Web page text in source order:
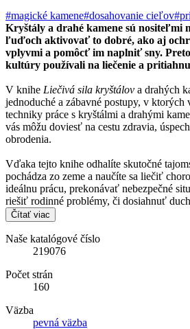
#magické kamene#dosahovanie cieľov
Kryštály a drahé kamene sú nositeľmi
ľuďoch aktivovať to dobré, ako aj
vplyvmi a pomôcť im naplniť sny.
kultúry používali na liečenie a
V knihe Liečivá sila kryštálov a drahých
jednoduché a zábavné postupy, v ktorých
techniky práce s kryštálmi a drahými
vás môžu doviesť na cestu zdravia,
obrodenia.
Vďaka tejto knihe odhalíte skutočné
pochádza zo zeme a naučíte sa liečiť
ideálnu prácu, prekonávať nebezpečné
riešiť rodinné problémy, či dosiahnuť
Čítať viac
Naše katalógové číslo
219076
Počet strán
160
Väzba
pevná väzba